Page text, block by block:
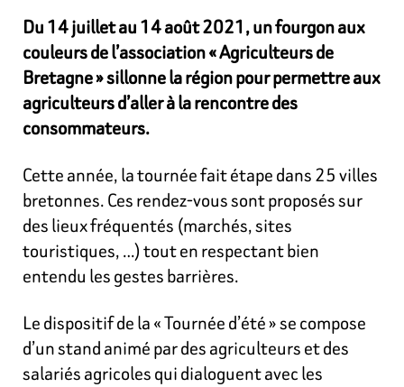
Du 14 juillet au 14 août 2021, un fourgon aux
couleurs de l’association « Agriculteurs de
Bretagne »sillonne la région pour permettre aux
agriculteurs d’aller à la rencontre des
consommateurs.
Cette année, la tournée fait étape dans 25 villes
bretonnes. Ces rendez-vous sont proposés sur
des lieux fréquentés (marchés, sites
touristiques, …) tout en respectant bien
entendu les gestes barrières.
Le dispositif de la « Tournée d’été » se compose
d’un stand animé par des agriculteurs et des
salariés agricoles qui dialoguent avec les